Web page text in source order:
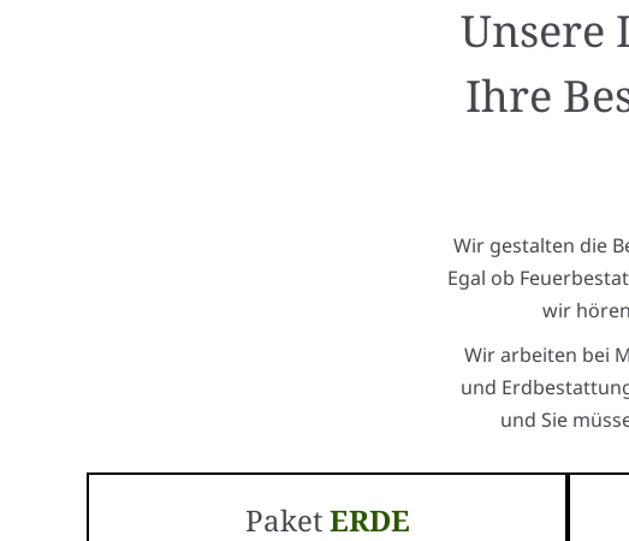
Unsere
Ihre
Wir gestalten die
Egal ob
wir
Wir arbeiten bei
und
und Sie
PaketERDE